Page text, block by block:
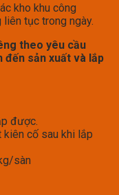
kho khu công
tục trong ngày.
theo yêu cầu
đến sản xuất và lắp
được.
kiên cố sau khi lắp
sàn